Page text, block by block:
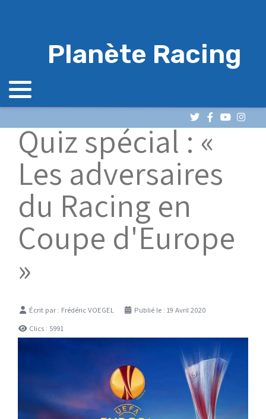
Planète Racing
Quiz spécial : «
Les adversaires
du Racing en
Coupe d'Europe
»
DétailsÉcrit par : Frédéric VOEGEL
Publié le : 19 Avril 2020
Clics : 5991